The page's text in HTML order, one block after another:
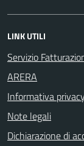
LINK UTILI
Servizio
ARERA
Informativa privacy
Note legali
Dichiarazione di